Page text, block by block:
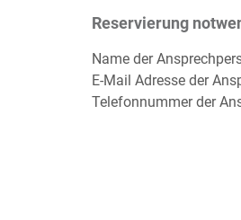
Reservierung
Name der
E-Mail Adresse der
Telefonnummer der